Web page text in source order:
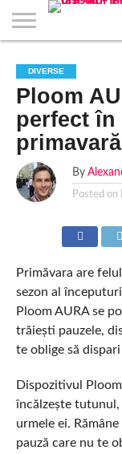
STIRI
APARTAMENTE
NOI IASI
STIRI
IASI
JOBS
IN
IASI
FILME
LA
CINEMA
CLUBURI /
DISCOTECI
BARURI /
CAFENELE
SALI DE
FORTA
SI
FITNESS
SALOANE DE
INFRUMUSETARE
AGENTII
DE
TURISM
IASI
RESTAURANTE
IN IASI
PIZZA
IN
IASI
PISCINA
IN IASI
FLORARII
RADIO
LIVE
IN
IASI
SPALATORII
AUTO
TRACTARI
AUTO
TAXI
IN
IASI
CINEMA
TEATRU
HOTELURI
/
PENSIUNI
TEREN
SPORTIV
TEREN
TENIS
IASI
FARMACII
NON
STOP
COFFEE-
TO-GO
FIRME DE
PUBLICITATE
RENT
A
CAR
DIVERSE
Ploom
perfect în
primavară
By
Posted on
Primăvara are
sezon al
Ploom AURA se
trăiești pauzele,
te oblige să
Dispozitivul
încălzește tutunul,
urmele ei.
pauză care nu te